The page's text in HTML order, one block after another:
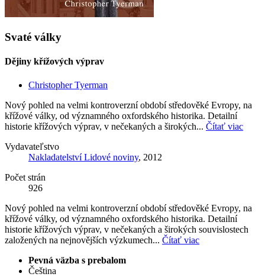
Svaté války
Dějiny křížových výprav
Christopher Tyerman
Nový pohled na velmi kontroverzní období středověké Evropy, na
křížové války, od významného oxfordského historika. Detailní
historie křížových výprav, v nečekaných a širokých... Čítať viac
Vydavateľstvo
Nakladatelství Lidové noviny, 2012
Počet strán
926
Nový pohled na velmi kontroverzní období středověké Evropy, na
křížové války, od významného oxfordského historika. Detailní
historie křížových výprav, v nečekaných a širokých souvislostech
založených na nejnovějších výzkumech... Čítať viac
Pevná väzba s prebalom
Čeština